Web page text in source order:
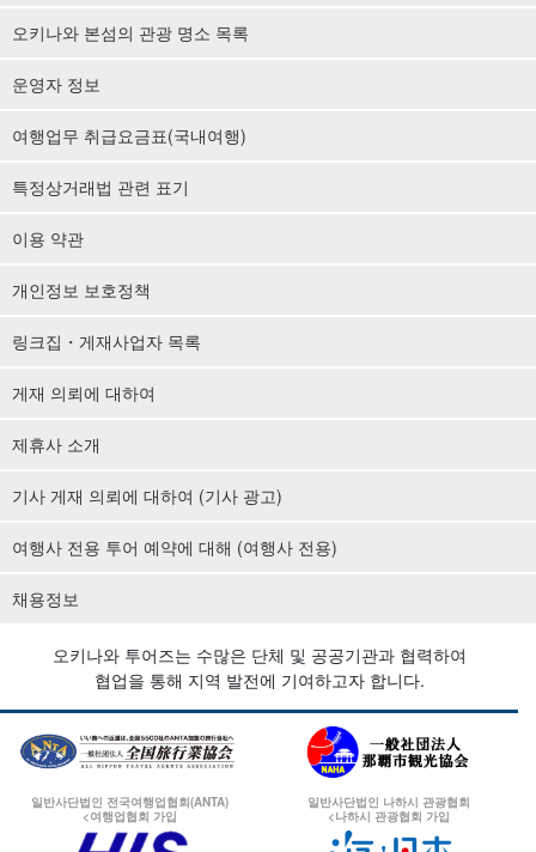
오키나와 본섬의 관광 명소 목록
운영자 정보
여행업무 취급요금표(국내여행)
특정상거래법 관련 표기
이용 약관
개인정보 보호정책
링크집・게재사업자 목록
게재 의뢰에 대하여
제휴사 소개
기사 게재 의뢰에 대하여 (기사 광고)
여행사 전용 투어 예약에 대해 (여행사 전용)
채용정보
오키나와 투어즈는 수많은 단체 및 공공기관과 협력하여
협업을 통해 지역 발전에 기여하고자 합니다.
일반사단법인 전국여행업협회(ANTA)
<여행업협회 가입
일반사단법인 나하시 관광협회
<나하시 관광협회 가입